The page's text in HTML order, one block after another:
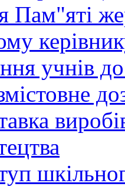
учнів